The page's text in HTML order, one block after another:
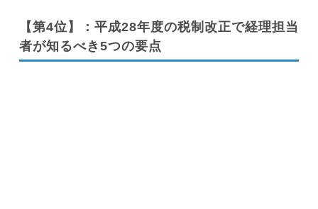
【第4位】：平成28年度の税制改正で経理担当
者が知るべき5つの要点